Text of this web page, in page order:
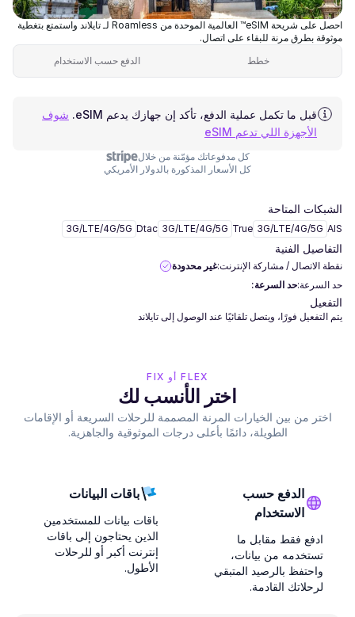
احصل على شريحة eSIM™ العالمية الموحدة من Roamless لـ تايلاند واستمتع بتغطية
موثوقة بطرق مرنة للبقاء على اتصال.
خطط
الدفع حسب الاستخدام
قبل ما تكمل عملية الدفع، تأكد إن جهازك يدعم eSIM.
شوف
الأجهزة اللي تدعم eSIM
كل مدفوعاتك مؤمّنة من خلال
كل الأسعار المذكورة بالدولار الأمريكي
الشبكات المتاحة
AIS
3G/LTE/4G/5G
True
3G/LTE/4G/5G
Dtac
3G/LTE/4G/5G
التفاصيل الفنية
نقطة الاتصال / مشاركة الإنترنت:غير محدودة
حد السرعة:حد السرعة:
التفعيل
يتم التفعيل فورًا، ويتصل تلقائيًا عند الوصول إلى تايلاند
FLEX أو FIX
اختر الأنسب لك
اختر من بين الخيارات المرنة المصممة للرحلات السريعة أو الإقامات
الطويلة، دائمًا بأعلى درجات الموثوقية والجاهزية.
الدفع حسب
الاستخدام
ادفع فقط مقابل ما
تستخدمه من بيانات،
واحتفظ بالرصيد المتبقي
لرحلاتك القادمة.
باقات البيانات
باقات بيانات للمستخدمين
الذين يحتاجون إلى باقات
إنترنت أكبر أو للرحلات
الأطول.